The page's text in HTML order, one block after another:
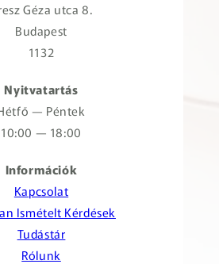
Géza utca 8.
Budapest
1132
Nyitvatartás
— Péntek
10:00 — 18:00
Információk
Kapcsolat
Ismételt Kérdések
Tudástár
Rólunk